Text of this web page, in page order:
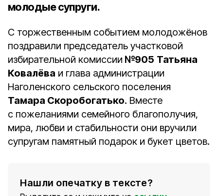
молодые супруги.
С торжественным событием молодожёнов
поздравили председатель участковой
избирательной комиссии №905 Татьяна
Ковалёва и глава администрации
Наголенского сельского поселения
Тамара Скоробогатько. Вместе
с пожеланиями семейного благополучия,
мира, любви и стабильности они вручили
супругам памятный подарок и букет цветов.
Нашли опечатку в тексте?